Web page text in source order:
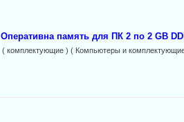
Оперативна память для ПК 2 по 2 GB
( комплектующие ) ( Компьютеры и